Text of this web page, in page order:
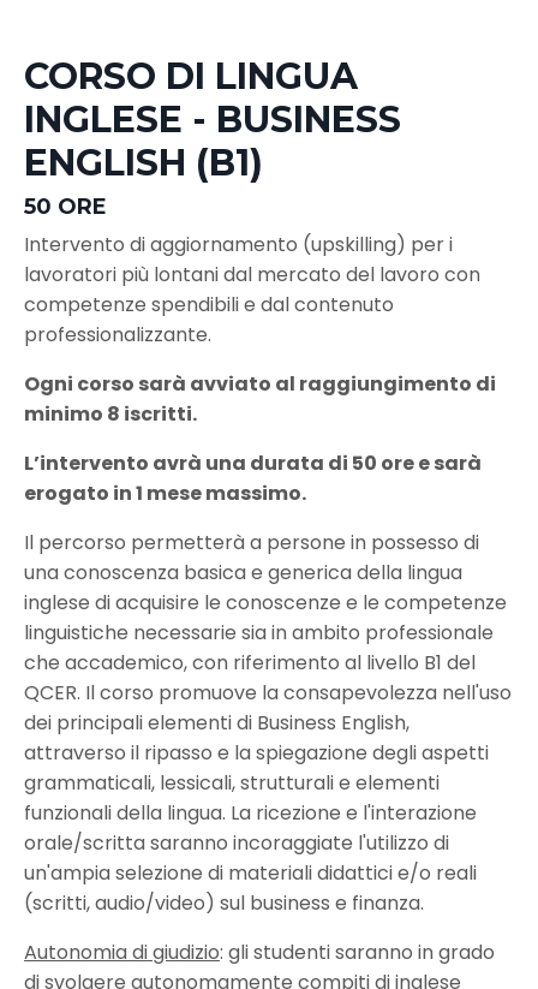
CORSO DI LINGUA
INGLESE - BUSINESS
ENGLISH (B1)
50 ORE
Intervento di aggiornamento (upskilling) per i
lavoratori più lontani dal mercato del lavoro con
competenze spendibili e dal contenuto
professionalizzante.
Ogni corso sarà avviato al raggiungimento di
minimo 8 iscritti.
L’intervento avrà una durata di 50 ore e sarà
erogato in 1 mese massimo.
Il percorso permetterà a persone in possesso di
una conoscenza basica e generica della lingua
inglese di acquisire le conoscenze e le competenze
linguistiche necessarie sia in ambito professionale
che accademico, con riferimento al livello B1 del
QCER. Il corso promuove la consapevolezza nell'uso
dei principali elementi di Business English,
attraverso il ripasso e la spiegazione degli aspetti
grammaticali, lessicali, strutturali e elementi
funzionali della lingua. La ricezione e l'interazione
orale/scritta saranno incoraggiate l'utilizzo di
un'ampia selezione di materiali didattici e/o reali
(scritti, audio/video) sul business e finanza.
Autonomia di giudizio: gli studenti saranno in grado
di svolgere autonomamente compiti di inglese